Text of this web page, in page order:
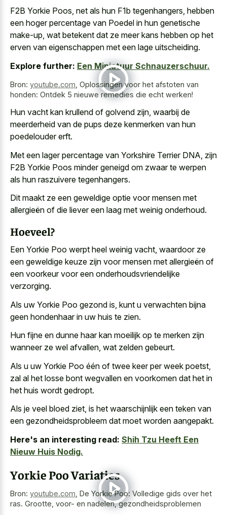
F2B Yorkie Poos, net als hun F1b tegenhangers, hebben
een hoger percentage van Poedel in hun genetische
make-up, wat betekent dat ze meer kans hebben op het
erven van eigenschappen met een lage uitscheiding.
Explore further: Een Miniatuur Schnauzerschuur.
Bron: youtube.com Oplossingen voor het afstoten van
honden: Ontdek 5 nieuwe remedies die echt werken!
Hun vacht kan krullend of golvend zijn, waarbij de
meerderheid van de pups deze kenmerken van hun
poedelouder erft.
Met een lager percentage van Yorkshire Terrier DNA, zijn
F2B Yorkie Poos minder geneigd om zwaar te werpen
als hun raszuivere tegenhangers.
Dit maakt ze een geweldige optie voor mensen met
allergieën of die liever een laag met weinig onderhoud.
Hoeveel?
Een Yorkie Poo werpt heel weinig vacht, waardoor ze
een geweldige keuze zijn voor mensen met allergieën of
een voorkeur voor een onderhoudsvriendelijke
verzorging.
Als uw Yorkie Poo gezond is, kunt u verwachten bijna
geen hondenhaar in uw huis te zien.
Hun fijne en dunne haar kan moeilijk op te merken zijn
wanneer ze wel afvallen, wat zelden gebeurt.
Als u uw Yorkie Poo één of twee keer per week poetst,
zal al het losse bont wegvallen en voorkomen dat het in
het huis wordt gedropt.
Als je veel bloed ziet, is het waarschijnlijk een teken van
een gezondheidsprobleem dat moet worden aangepakt.
Here's an interesting read: Shih Tzu Heeft Een
Nieuw Huis Nodig.
Yorkie Poo Variaties
Bron: youtube.com De Yorkie Poo: Volledige gids over het
ras. Grootte, voor- en nadelen, gezondheidsproblemen